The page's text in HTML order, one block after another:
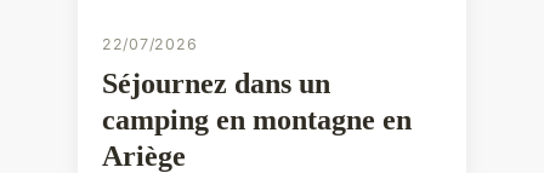
22/07/2026
Séjournez dans un
camping en montagne en
Ariège